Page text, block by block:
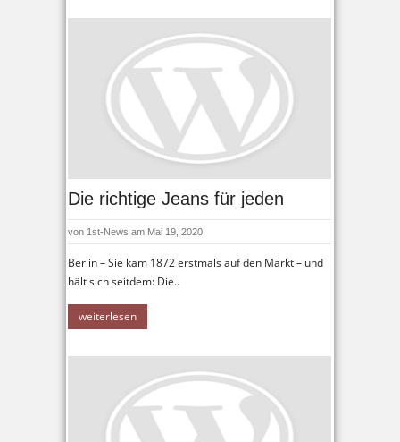
Die richtige Jeans für jeden
von 1st-News am Mai 19, 2020
Berlin – Sie kam 1872 erstmals auf den Markt – und
hält sich seitdem: Die..
weiterlesen